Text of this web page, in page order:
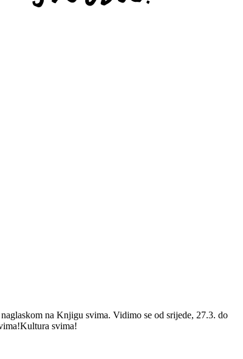
na Knjigu svima. Vidimo se od srijede, 27.3. do
svima!